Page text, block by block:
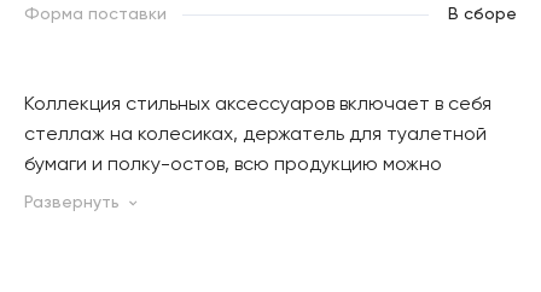
Форма поставки В сборе
Коллекция стильных аксессуаров включает в себя
стеллаж на колесиках, держатель для туалетной
бумаги и полку-остов, всю продукцию можно
приобрести как в белом, так и в черном цвете.